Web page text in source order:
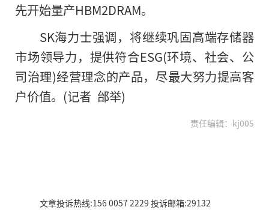
先开始量产HBM2DRAM。
SK海力士强调，将继续巩固高端存储器
市场领导力，提供符合ESG(环境、社会、公
司治理)经营理念的产品，尽最大努力提高客
户价值。(记者 邰举)
责任编辑：kj005
文章投诉热线:156 0057 2229 投诉邮箱:29132